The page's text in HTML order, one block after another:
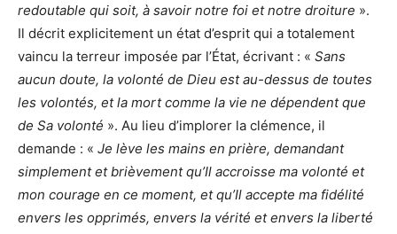
redoutable qui soit, à savoir notre foi et notre droiture ».
Il décrit explicitement un état d’esprit qui a totalement
vaincu la terreur imposée par l’État, écrivant : « Sans
aucun doute, la volonté de Dieu est au-dessus de toutes
les volontés, et la mort comme la vie ne dépendent que
de Sa volonté ». Au lieu d’implorer la clémence, il
demande : « Je lève les mains en prière, demandant
simplement et brièvement qu’Il accroisse ma volonté et
mon courage en ce moment, et qu’Il accepte ma fidélité
envers les opprimés, envers la vérité et envers la liberté